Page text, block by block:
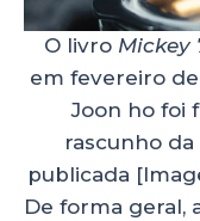
O livro Mickey
em fevereiro
Joon ho foi
rascunho
publicada
De forma geral,